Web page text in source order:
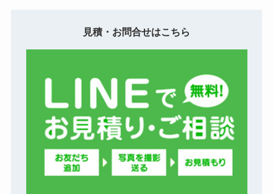
見積・お問合せはこちら